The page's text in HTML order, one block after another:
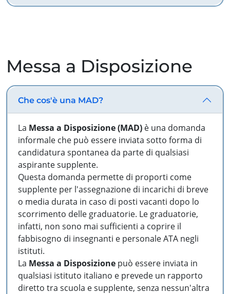
Messa a Disposizione
Che cos'è una MAD?
La Messa a Disposizione (MAD) è una domanda
informale che può essere inviata sotto forma di
candidatura spontanea da parte di qualsiasi
aspirante supplente.
Questa domanda permette di proporti come
supplente per l'assegnazione di incarichi di breve
o media durata in caso di posti vacanti dopo lo
scorrimento delle graduatorie. Le graduatorie,
infatti, non sono mai sufficienti a coprire il
fabbisogno di insegnanti e personale ATA negli
istituti.
La Messa a Disposizione può essere inviata in
qualsiasi istituto italiano e prevede un rapporto
diretto tra scuola e supplente, senza nessun'altra